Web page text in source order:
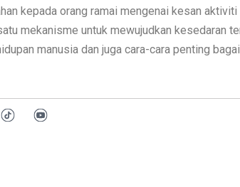
kepada orang ramai mengenai kesan
mekanisme untuk mewujudkan kesedaran
manusia dan juga cara-cara penting